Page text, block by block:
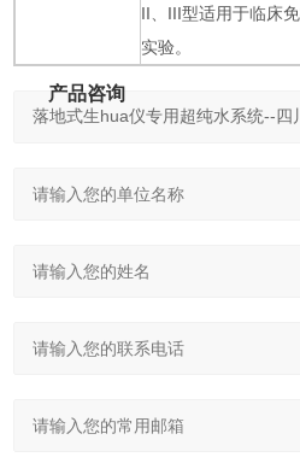
II、III型适用于临床
实验。
产品咨询